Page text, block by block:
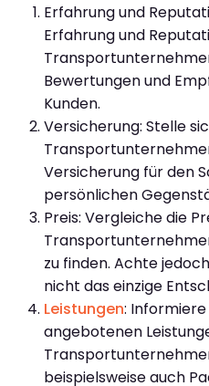
Erfahrung und
Erfahrung und
Bewertungen und
Kunden.
Versicherung: Stelle
Versicherung für den
persönlichen
Preis: Vergleiche die
zu finden. Achte
nicht das einzige
Leistungen:
angebotenen
beispielsweise auch